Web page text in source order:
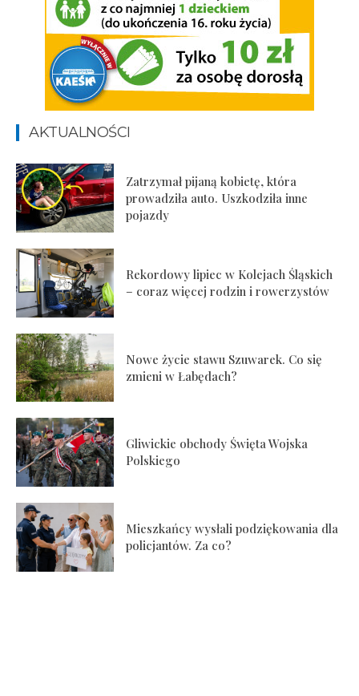
AKTUALNOŚCI
Zatrzymał pijaną kobietę, która
prowadziła auto. Uszkodziła inne
pojazdy
Rekordowy lipiec w Kolejach Śląskich
– coraz więcej rodzin i rowerzystów
Nowe życie stawu Szuwarek. Co się
zmieni w Łabędach?
Gliwickie obchody Święta Wojska
Polskiego
Mieszkańcy wysłali podziękowania dla
policjantów. Za co?